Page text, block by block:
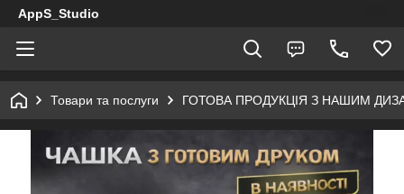
AppS_Studio
Товари та послуги ГОТОВА ПРОДУКЦІЯ З НАШИМ